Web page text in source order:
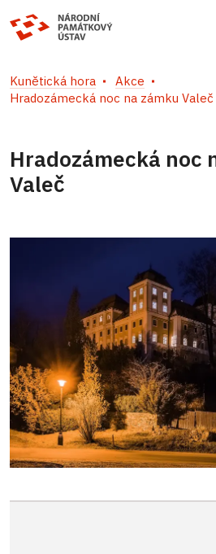
Kunětická hora
Akce
Hradozámecká noc na zámku Valeč
Hradozámecká noc
Valeč